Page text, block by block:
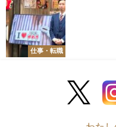
仕事・転職